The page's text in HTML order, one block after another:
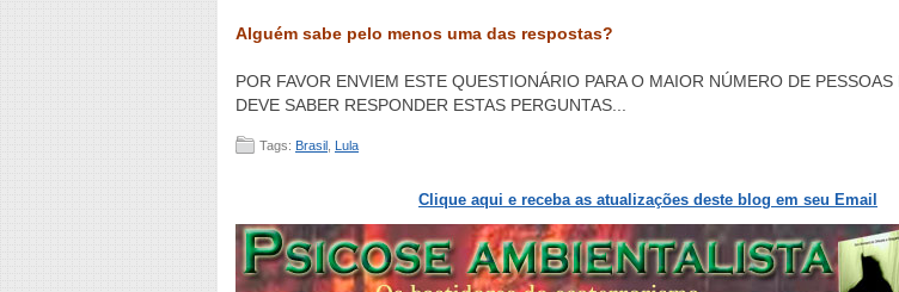
Alguém sabe pelo menos uma das respostas?
POR FAVOR ENVIEM ESTE QUESTIONÁRIO PARA O MAIOR NÚMERO DE
DEVE SABER RESPONDER ESTAS PERGUNTAS...
Tags: Brasil Lula
Clique aqui e receba as atualizações deste blog em seu Email